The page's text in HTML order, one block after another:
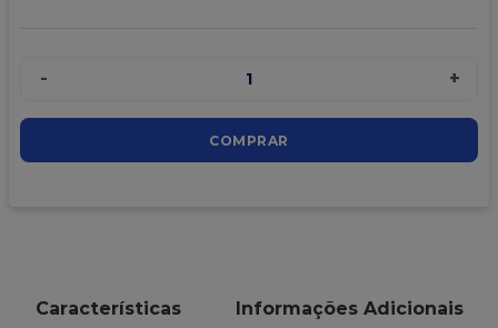
- 1 +
COMPRAR
Características Informações Adicionais